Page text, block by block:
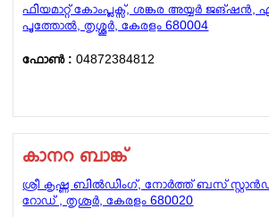
ഫിയമാറ്റ് കോംപ്ലക്സ്, ശങ്കര അയ്യർ ജങ്ഷൻ,
പൂത്തോൽ, തൃശ്ശൂർ, കേരളം 680004
ഫോണ്‍ : 04872384812
കാനറ ബാങ്ക്
ശ്രീ കൃഷ്ണ ബിൽഡിംഗ്, നോർത്ത് ബസ്
റോഡ് , തൃശൂർ, കേരളം 680020